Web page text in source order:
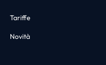
Tariffe
Novità